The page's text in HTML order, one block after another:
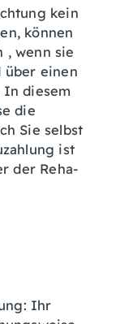
kein
können
, wenn sie
über einen
diesem
die
Sie selbst
ist
der Reha-
Ihr